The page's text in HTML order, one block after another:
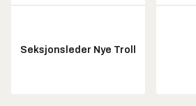
Seksjonsleder Nye Troll